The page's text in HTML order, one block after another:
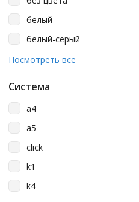
Lonso
Merida
Nofer
Officeclean
Palex
Plast Team
Prima Nova
Rubbermaid
белый
белый-серый
белый/прозрачный матовый
Посмотреть все
Система
a4
a5
click
k1
k4